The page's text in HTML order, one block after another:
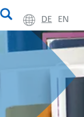
DE EN